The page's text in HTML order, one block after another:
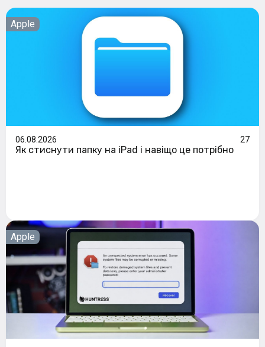
Apple
06.08.2026 27
Як стиснути папку на iPad і навіщо це потрібно
Apple